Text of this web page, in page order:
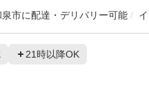
泉市に配達・デリバリー可能
21時以降OK